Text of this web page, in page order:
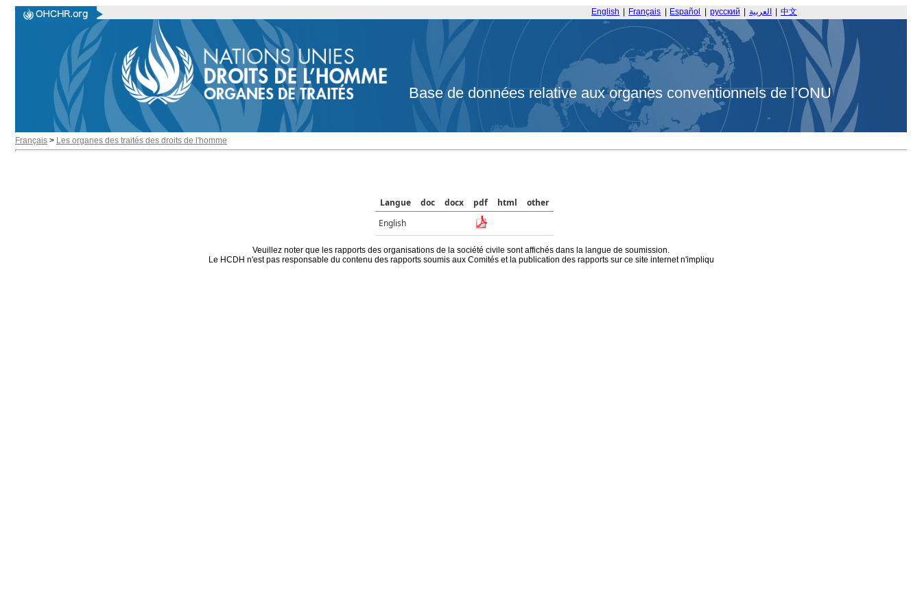
English Français Español русский العربية 中文
Base de données relative aux organes conventionnels de l’ONU
Français > Les organes des traités des droits de l'homme
Langue doc docx pdf html
other
English
Veuillez noter que les rapports des organisations de la société civile sont affichés dans la langue de soumission.
Le HCDH n'est pas responsable du contenu des rapports soumis aux Comités et la publication des rapports sur ce site internet n'impliqu